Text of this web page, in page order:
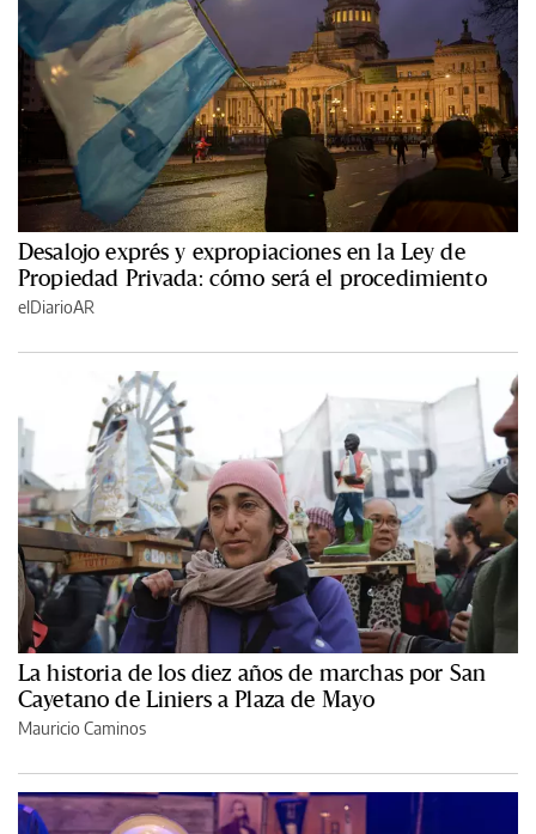
Desalojo exprés y expropiaciones en la Ley de
Propiedad Privada: cómo será el procedimiento
elDiarioAR
La historia de los diez años de marchas por San
Cayetano de Liniers a Plaza de Mayo
Mauricio Caminos